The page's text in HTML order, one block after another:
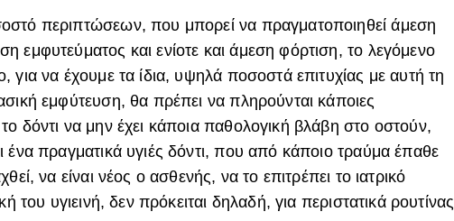
περιπτώσεων, που μπορεί να πραγματοποιηθεί άμεση
εμφυτεύματος και ενίοτε και άμεση φόρτιση, το λεγόμενο
να έχουμε τα ίδια, υψηλά ποσοστά επιτυχίας με αυτή τη
εμφύτευση, θα πρέπει να πληρούνται κάποιες
δόντι να μην έχει κάποια παθολογική βλάβη στο οστούν,
ένα πραγματικά υγιές δόντι, που από κάποιο τραύμα έπαθε
να είναι νέος ο ασθενής, να το επιτρέπει το ιατρικό
του υγιεινή, δεν πρόκειται δηλαδή, για περιστατικά